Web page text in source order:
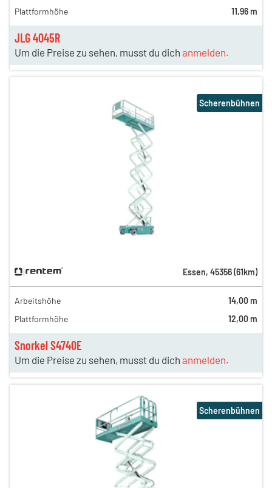
JLG 4045R
Um die Preise zu sehen, musst du dich anmelden.
Plattformhöhe
11,96 m
Snorkel S4740E
Um die Preise zu sehen, musst du dich anmelden.
Scherenbühnen
Essen, 45356(61km)
Arbeitshöhe
14,00 m
Plattformhöhe
12,00 m
Scherenbühnen